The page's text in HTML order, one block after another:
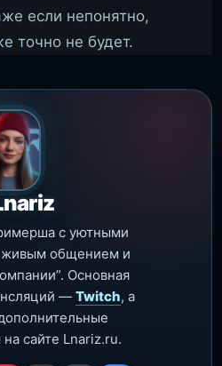
если непонятно,
точно не будет.
с уютными
живым общением и
Основная
— Twitch, а
сайте Lnariz.ru.